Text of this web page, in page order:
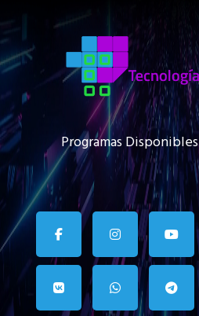
Programas Disponibles